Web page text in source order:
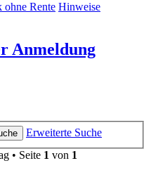
ohne Rente Hinweise
Anmeldung
Erweiterte Suche
• Seite 1 von 1